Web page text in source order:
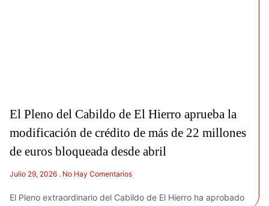
El Pleno del Cabildo de El Hierro aprueba la
modificación de crédito de más de 22 millones
de euros bloqueada desde abril
Julio 29, 2026 No Hay Comentarios
El Pleno extraordinario del Cabildo de El Hierro ha aprobado